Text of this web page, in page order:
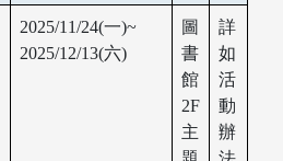
2025/11/24(一)~
2025/12/13(六)
圖
書
館
2F
主
詳
如
活
動
辦